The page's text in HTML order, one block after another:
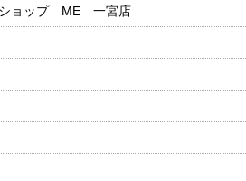
ショップ ME 一宮店